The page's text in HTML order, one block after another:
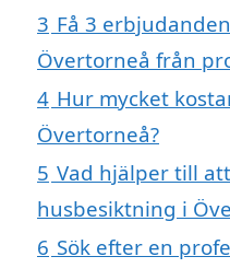
3 Få 3
Övertorneå från
4 Hur mycket
Övertorneå?
5 Vad hjälper till
husbesiktning i
6 Sök efter en